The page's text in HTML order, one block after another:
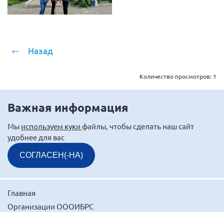
Республика Бурятия
Республика Хакасия
г. Санкт-Петербург
г. Севастополь
Самарская область СОРС
Самарская область ПРИЗМА
Самарская область СГОРС
Свердловская область
Ставропольский край
Назад
Количество просмотров: 1
Важная информация
Мы используем куки файлы, чтобы сделать наш сайт
удобнее для вас
СОГЛАСЕН(-НА)
Главная
Организации ОООИБРС